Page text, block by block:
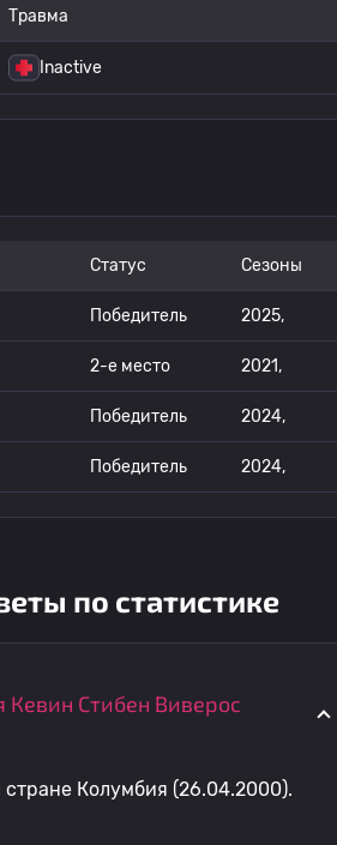
Травма
Inactive
Статус Сезоны
Победитель 2025,
2-е место 2021,
Победитель 2024,
Победитель 2024,
по статистике
Кевин Стибен Виверос
Колумбия (26.04.2000).